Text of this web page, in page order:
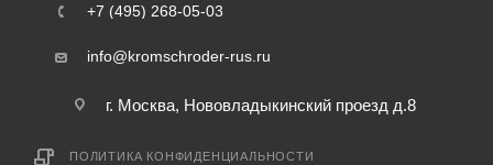
+7 (495) 268-05-03
info@kromschroder-rus.ru
г. Москва, Нововладыкинский проезд д.8
ПОЛИТИКА КОНФИДЕНЦИАЛЬНОСТИ